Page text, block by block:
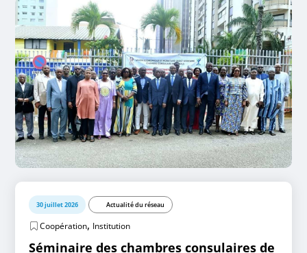
30 juillet 2026 Actualité du réseau
Coopération, Institution
Séminaire des chambres consulaires de